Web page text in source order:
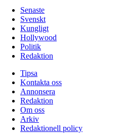
Senaste
Svenskt
Kungligt
Hollywood
Politik
Redaktion
Tipsa
Kontakta oss
Annonsera
Redaktion
Om oss
Arkiv
Redaktionell policy